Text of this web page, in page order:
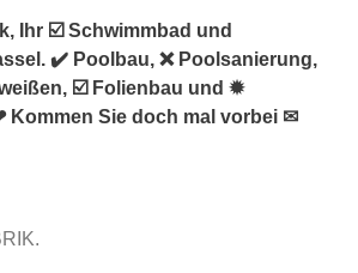
Ihr ☑️ Schwimmbad und
✔️ Poolbau, ❌ Poolsanierung,
☑️ Folienbau und ✹
Kommen Sie doch mal vorbei ✉